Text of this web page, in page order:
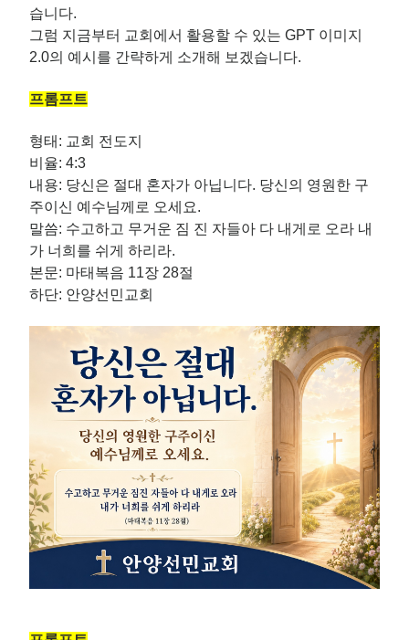
습니다.
그럼 지금부터 교회에서 활용할 수 있는 GPT 이미지
2.0의 예시를 간략하게 소개해 보겠습니다.
프롬프트
형태: 교회 전도지
비율: 4:3
내용: 당신은 절대 혼자가 아닙니다. 당신의 영원한 구
주이신 예수님께로 오세요.
말씀: 수고하고 무거운 짐 진 자들아 다 내게로 오라 내
가 너희를 쉬게 하리라.
본문: 마태복음 11장 28절
하단: 안양선민교회